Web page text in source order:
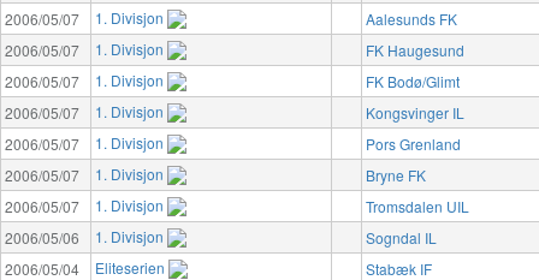
2006/05/07
1. Divisjon
Aalesunds FK
2006/05/07
1. Divisjon
FK Haugesund
2006/05/07
1. Divisjon
FK Bodø/Glimt
2006/05/07
1. Divisjon
Kongsvinger IL
2006/05/07
1. Divisjon
Pors Grenland
2006/05/07
1. Divisjon
Bryne FK
2006/05/07
1. Divisjon
Tromsdalen UIL
2006/05/06
1. Divisjon
Sogndal IL
2006/05/04
Eliteserien
Stabæk IF